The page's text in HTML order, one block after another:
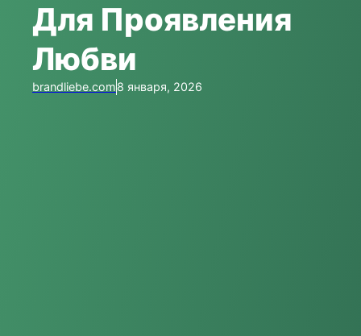
Для Проявления
Любви
brandliebe.com8 января, 2026